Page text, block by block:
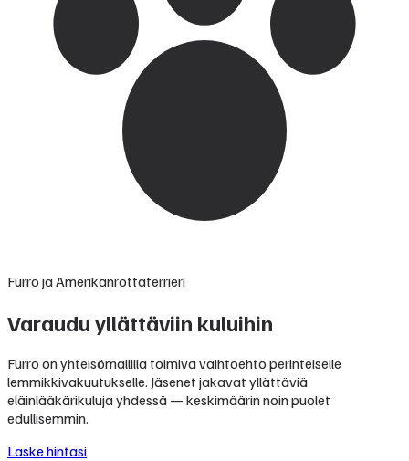
Furro ja Amerikanrottaterrieri
Varaudu yllättäviin kuluihin
Furro on yhteisömallilla toimiva vaihtoehto perinteiselle
lemmikkivakuutukselle. Jäsenet jakavat yllättäviä
eläinlääkärikuluja yhdessä — keskimäärin noin puolet
edullisemmin.
Laske hintasi